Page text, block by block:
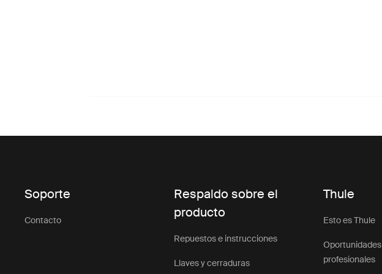
Soporte
Contacto
Respaldo sobre el
producto
Repuestos e instrucciones
Llaves y cerraduras
Thule
Esto es Thule
Oportunidades
profesionales